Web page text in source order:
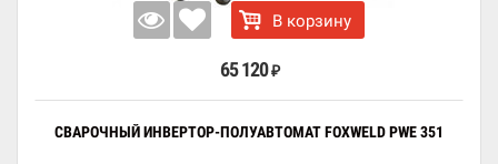
В корзину
65 120 ₽
СВАРОЧНЫЙ ИНВЕРТОР-ПОЛУАВТОМАТ FOXWELD PWE 351